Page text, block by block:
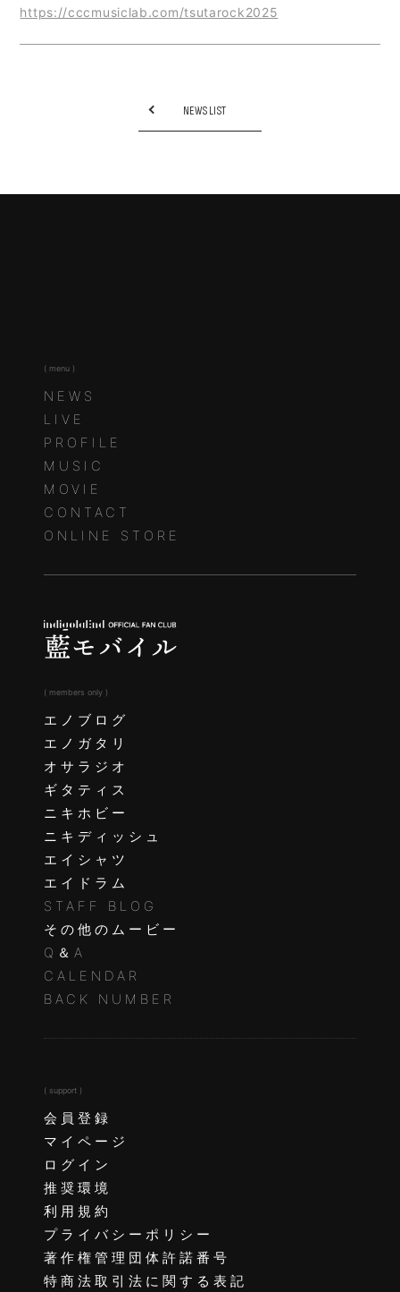
https://cccmusiclab.com/tsutarock2025
NEWS LIST
( menu )
NEWS
LIVE
PROFILE
MUSIC
MOVIE
CONTACT
ONLINE STORE
( members only )
エノブログ
エノガタリ
オサラジオ
ギタティス
ニキホビー
ニキディッシュ
エイシャツ
エイドラム
STAFF BLOG
その他のムービー
Q＆A
CALENDAR
BACK NUMBER
( support )
会員登録
マイページ
ログイン
推奨環境
利用規約
プライバシーポリシー
著作権管理団体許諾番号
特商法取引法に関する表記